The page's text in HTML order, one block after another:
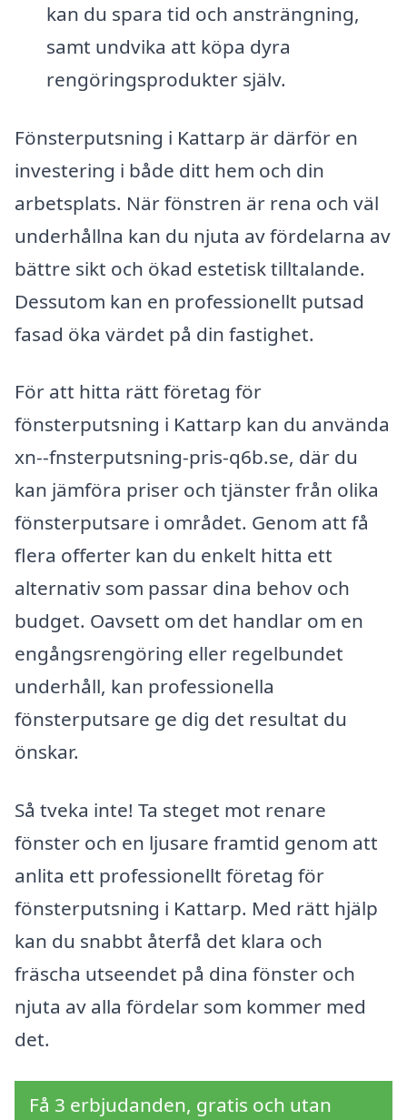
kan du spara tid och ansträngning,
samt undvika att köpa dyra
rengöringsprodukter själv.
Fönsterputsning i Kattarp är därför en
investering i både ditt hem och din
arbetsplats. När fönstren är rena och väl
underhållna kan du njuta av fördelarna av
bättre sikt och ökad estetisk tilltalande.
Dessutom kan en professionellt putsad
fasad öka värdet på din fastighet.
För att hitta rätt företag för
fönsterputsning i Kattarp kan du använda
xn--fnsterputsning-pris-q6b.se, där du
kan jämföra priser och tjänster från olika
fönsterputsare i området. Genom att få
flera offerter kan du enkelt hitta ett
alternativ som passar dina behov och
budget. Oavsett om det handlar om en
engångsrengöring eller regelbundet
underhåll, kan professionella
fönsterputsare ge dig det resultat du
önskar.
Så tveka inte! Ta steget mot renare
fönster och en ljusare framtid genom att
anlita ett professionellt företag för
fönsterputsning i Kattarp. Med rätt hjälp
kan du snabbt återfå det klara och
fräscha utseendet på dina fönster och
njuta av alla fördelar som kommer med
det.
Få 3 erbjudanden, gratis och utan